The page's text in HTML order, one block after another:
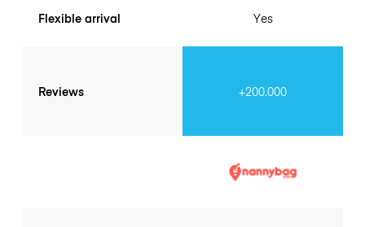
Flexible arrival
Reviews
Yes
+200.000